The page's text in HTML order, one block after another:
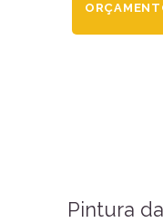
Pintura